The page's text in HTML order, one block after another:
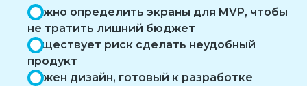
Нужно определить экраны для MVP, чтобы
не тратить лишний бюджет
Существует риск сделать неудобный
продукт
Нужен дизайн, готовый к разработке